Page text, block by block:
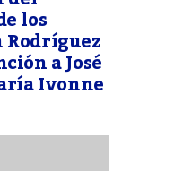
los
a José
Ivonne